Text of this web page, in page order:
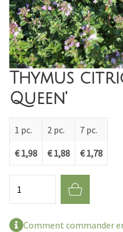
Thymus
Queen'
1 pc.
€ 1,98
2 pc.
€ 1,88
7 pc.
€ 1,78
Comment commander